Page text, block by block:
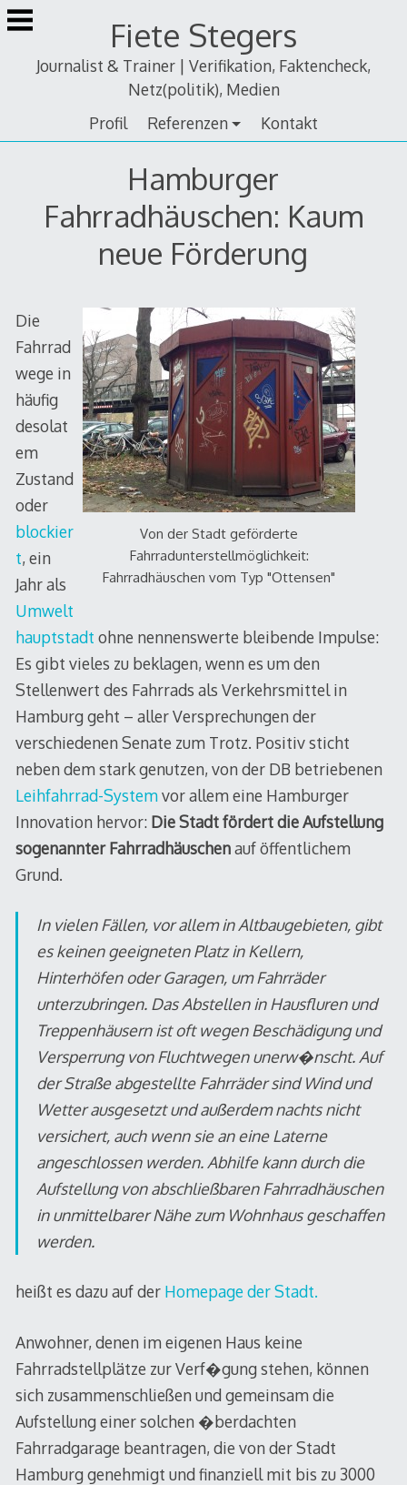
Zum
Inhalt
Fiete Stegers
Journalist & Trainer | Verifikation, Faktencheck,
Netz(politik), Medien
Profil
Referenzen Kontakt
Hamburger
Fahrradhäuschen: Kaum
neue Förderung
Von der Stadt geförderte
Fahrradunterstellmöglichkeit:
Fahrradhäuschen vom Typ "Ottensen"
Die
Fahrrad
wege in
häufig
desolat
em
Zustand
oder
blockier
t, ein
Jahr als
Umwelt
hauptstadt ohne nennenswerte bleibende Impulse:
Es gibt vieles zu beklagen, wenn es um den
Stellenwert des Fahrrads als Verkehrsmittel in
Hamburg geht – aller Versprechungen der
verschiedenen Senate zum Trotz. Positiv sticht
neben dem stark genutzen, von der DB betriebenen
Leihfahrrad-Systemvor allem eine Hamburger
Innovation hervor: Die Stadt fördert die Aufstellung
sogenannter Fahrradhäuschenauf öffentlichem
Grund.
In vielen Fällen, vor allem in Altbaugebieten, gibt
es keinen geeigneten Platz in Kellern,
Hinterhöfen oder Garagen, um Fahrräder
unterzubringen. Das Abstellen in Hausfluren und
Treppenhäusern ist oft wegen Beschädigung und
Versperrung von Fluchtwegen unerw�nscht. Auf
der Straße abgestellte Fahrräder sind Wind und
Wetter ausgesetzt und außerdem nachts nicht
versichert, auch wenn sie an eine Laterne
angeschlossen werden. Abhilfe kann durch die
Aufstellung von abschließbaren Fahrradhäuschen
in unmittelbarer Nähe zum Wohnhaus geschaffen
werden.
heißt es dazu auf der Homepage der Stadt.
Anwohner, denen im eigenen Haus keine
Fahrradstellplätze zur Verf�gung stehen, können
sich zusammenschließen und gemeinsam die
Aufstellung einer solchen �berdachten
Fahrradgarage beantragen, die von der Stadt
Hamburg genehmigt und finanziell mit bis zu 3000